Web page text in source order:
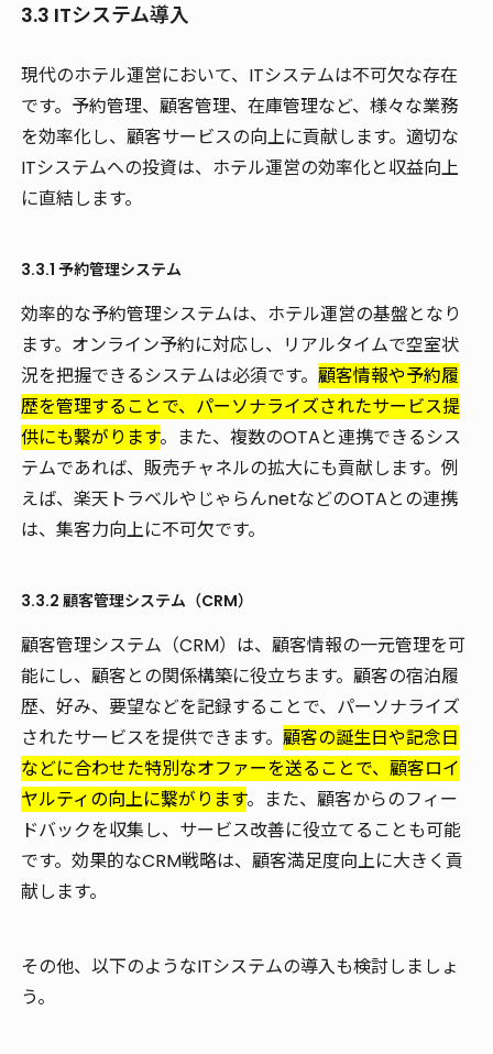
3.3 ITシステム導入
現代のホテル運営において、ITシステムは不可欠な存在
です。予約管理、顧客管理、在庫管理など、様々な業務
を効率化し、顧客サービスの向上に貢献します。適切な
ITシステムへの投資は、ホテル運営の効率化と収益向上
に直結します。
3.3.1 予約管理システム
効率的な予約管理システムは、ホテル運営の基盤となり
ます。オンライン予約に対応し、リアルタイムで空室状
況を把握できるシステムは必須です。 顧客情報や予約履
歴を管理することで、パーソナライズされたサービス提
供にも繋がります。また、複数のOTAと連携できるシス
テムであれば、販売チャネルの拡大にも貢献します。例
えば、楽天トラベルやじゃらんnetなどのOTAとの連携
は、集客力向上に不可欠です。
3.3.2 顧客管理システム（CRM）
顧客管理システム（CRM）は、顧客情報の一元管理を可
能にし、顧客との関係構築に役立ちます。顧客の宿泊履
歴、好み、要望などを記録することで、パーソナライズ
されたサービスを提供できます。 顧客の誕生日や記念日
などに合わせた特別なオファーを送ることで、顧客ロイ
ヤルティの向上に繋がります。また、顧客からのフィー
ドバックを収集し、サービス改善に役立てることも可能
です。効果的なCRM戦略は、顧客満足度向上に大きく貢
献します。
その他、以下のようなITシステムの導入も検討しましょ
う。